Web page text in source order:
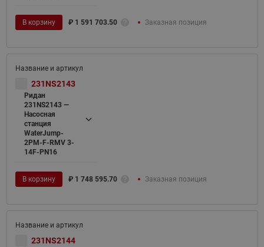
В корзину ₽ 1 591 703.50 Заказная позиция
231NS2143
Ридан
231NS2143 —
Насосная
станция
WaterJump-
2PM-F-RMV 3-
14F-PN16
В корзину ₽ 1 748 595.70 Заказная позиция
231NS2144